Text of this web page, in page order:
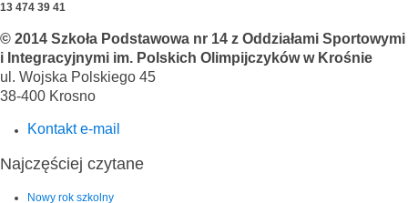
13 474 39 41
© 2014 Szkoła Podstawowa nr 14 z Oddziałami Sportowymi
i Integracyjnymi im. Polskich Olimpijczyków w Krośnie
ul. Wojska Polskiego 45
38-400 Krosno
Kontakt e-mail
Najczęściej czytane
Nowy rok szkolny